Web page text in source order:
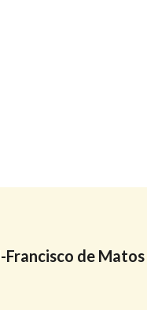
Francisco de Matos